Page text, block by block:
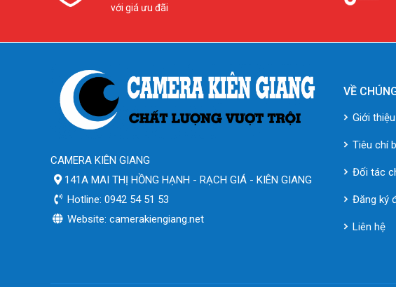
với giá ưu đãi
CAMERA KIÊN GIANG
141A MAI THỊ HỒNG HẠNH - RẠCH GIÁ - KIÊN GIANG
Hotline: 0942 54 51 53
Website: camerakiengiang.net
VỀ
Giới
Tiêu chí
Đối tác
Đăng ký
Liên hệ